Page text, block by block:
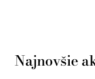
Najnovšie